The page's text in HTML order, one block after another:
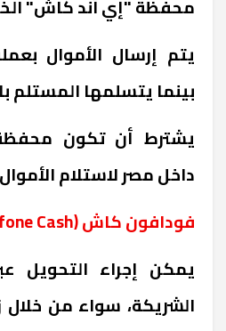
محفظة "إي آند كاش"
يتم إرسال الأموال
بينما يتسلمها المستلم
يشترط أن تكون
داخل مصر لاستلام
فودافون كاش (Cash
يمكن إجراء التحويل
الشريكة، سواء من خلال